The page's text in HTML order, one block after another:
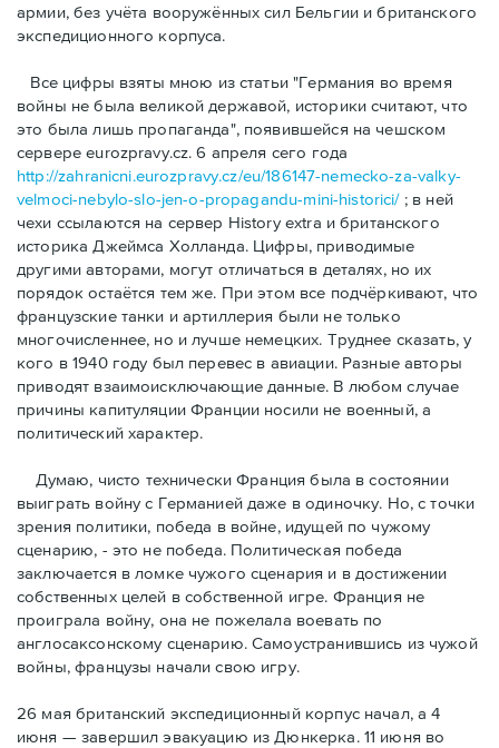
армии, без учёта вооружённых сил Бельгии и британского
экспедиционного корпуса.
Bсе цифры взяты мною из статьи "Германия во время
войны не была великой державой, историки считают, что
это была лишь пропаганда", появившейся на чешском
сервере eurozpravy.cz. 6 апреля сего года
http://zahranicni.eurozpravy.cz/eu/186147-nemecko-za-valky-
velmoci-nebylo-slo-jen-o-propagandu-mini-historici/; в ней
чехи ссылаются на сервер History extra и британского
историка Джеймса Холланда. Цифры, привoдимые
другими авторами, могут отличаться в деталях, но их
порядок остаётся тем же. При этом все подчёркивают, что
французские танки и артиллерия были не только
многочисленнее, но и лучше немецких. Труднее сказать, у
кого в 1940 году был перевес в авиации. Разные авторы
приводят взаимоисключающие данные. В любом случае
причины капитуляции Франции носили не военный, а
политический характер.
Думаю, чисто технически Франция была в состоянии
выиграть войну с Германией даже в одиночку. Но, с точки
зрения политики, победа в войне, идущей по чужому
сценарию, - это не победа. Политическая победа
заключается в ломке чужого сценария и в достижении
собственных целей в собственной игре. Франция не
проиграла войну, она не пожелала воевать по
англосаксонскому сценарию. Самоустранившись из чужой
войны, французы начали свою игру.
26 мая британский экспедиционный корпус начал, а 4
июня — завершил эвакуацию из Дюнкерка. 11 июня во